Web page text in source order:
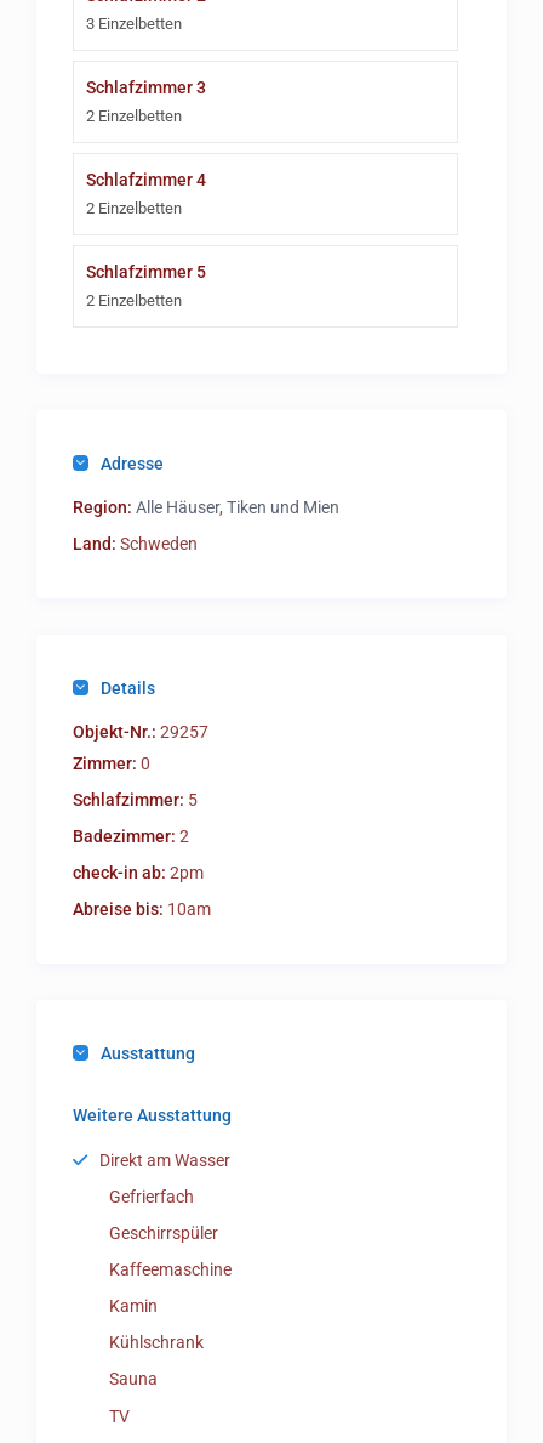
3 Einzelbetten
Schlafzimmer 3
2 Einzelbetten
Schlafzimmer 4
2 Einzelbetten
Schlafzimmer 5
2 Einzelbetten
Adresse
Region: Alle Häuser,Tiken und Mien
Land: Schweden
Details
Objekt-Nr.: 29257
Zimmer: 0
Schlafzimmer: 5
Badezimmer: 2
check-in ab: 2pm
Abreise bis: 10am
Ausstattung
Weitere Ausstattung
Direkt am Wasser
Gefrierfach
Geschirrspüler
Kaffeemaschine
Kamin
Kühlschrank
Sauna
TV